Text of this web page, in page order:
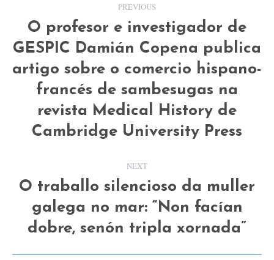
navigation
PREVIOUS
Previous
post:
O profesor e investigador de
GESPIC Damián Copena publica
artigo sobre o comercio hispano-
francés de sambesugas na
revista Medical History de
Cambridge University Press
NEXT
Next
post:
O traballo silencioso da muller
galega no mar: “Non facían
dobre, senón tripla xornada”